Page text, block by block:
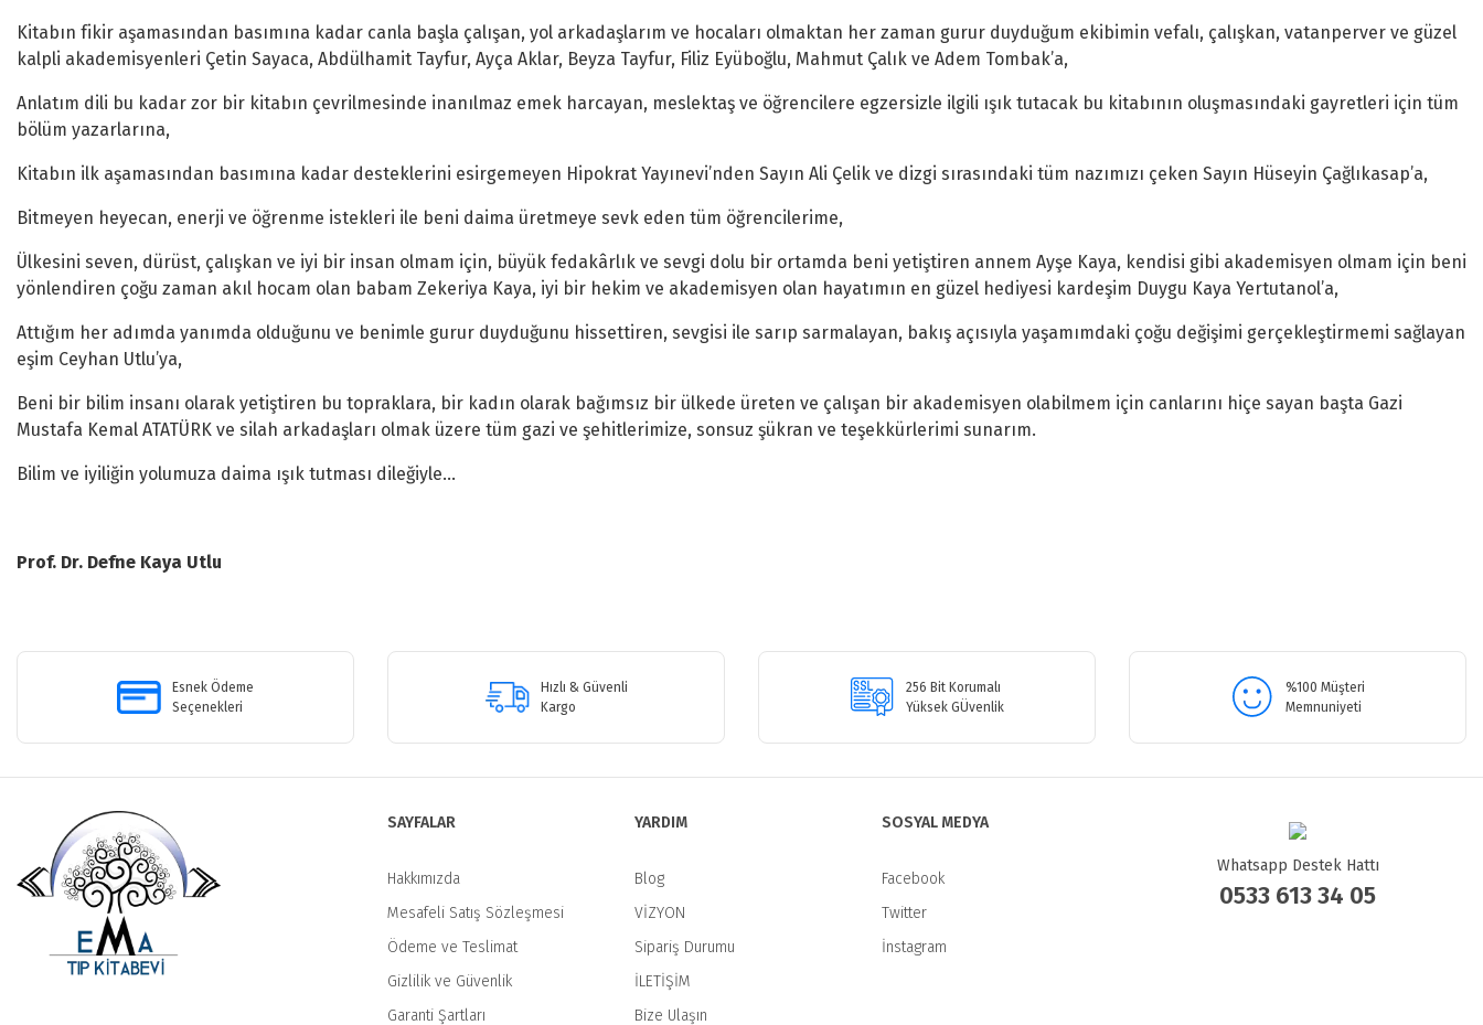
Kitabın fikir aşamasından basımına kadar canla başla çalışan, yol arkadaşlarım ve hocaları olmaktan her zaman gurur duyduğum ekibimin vefalı, çalışkan, vatanperver ve güzel
kalpli akademisyenleri Çetin Sayaca, Abdülhamit Tayfur, Ayça Aklar, Beyza Tayfur, Filiz Eyüboğlu, Mahmut Çalık ve Adem Tombak’a,
Anlatım dili bu kadar zor bir kitabın çevrilmesinde inanılmaz emek harcayan, meslektaş ve öğrencilere egzersizle ilgili ışık tutacak bu kitabının oluşmasındaki gayretleri için tüm
bölüm yazarlarına,
Kitabın ilk aşamasından basımına kadar desteklerini esirgemeyen Hipokrat Yayınevi’nden Sayın Ali Çelik ve dizgi sırasındaki tüm nazımızı çeken Sayın Hüseyin Çağlıkasap’a,
Bitmeyen heyecan, enerji ve öğrenme istekleri ile beni daima üretmeye sevk eden tüm öğrencilerime,
Ülkesini seven, dürüst, çalışkan ve iyi bir insan olmam için, büyük fedakârlık ve sevgi dolu bir ortamda beni yetiştiren annem Ayşe Kaya, kendisi gibi akademisyen olmam için beni
yönlendiren çoğu zaman akıl hocam olan babam Zekeriya Kaya, iyi bir hekim ve akademisyen olan hayatımın en güzel hediyesi kardeşim Duygu Kaya Yertutanol’a,
Attığım her adımda yanımda olduğunu ve benimle gurur duyduğunu hissettiren, sevgisi ile sarıp sarmalayan, bakış açısıyla yaşamımdaki çoğu değişimi gerçekleştirmemi sağlayan
eşim Ceyhan Utlu’ya,
Beni bir bilim insanı olarak yetiştiren bu topraklara, bir kadın olarak bağımsız bir ülkede üreten ve çalışan bir akademisyen olabilmem için canlarını hiçe sayan başta Gazi
Mustafa Kemal ATATÜRK ve silah arkadaşları olmak üzere tüm gazi ve şehitlerimize, sonsuz şükran ve teşekkürlerimi sunarım.
Bilim ve iyiliğin yolumuza daima ışık tutması dileğiyle…
Prof. Dr. Defne Kaya Utlu
Bu ürüne ilk yorumu siz yapın!
Ürün resmi kalitesiz, bozuk veya görüntülenemiyor.
Bu ürüne benzer farklı alternatifler olmalı.
Esnek Ödeme
Seçenekleri
Hızlı & Güvenli
Kargo
256 Bit Korumalı
Yüksek GÜvenlik
%100 Müşteri
Memnuniyeti
SAYFALAR
Hakkımızda
Mesafeli Satış Sözleşmesi
Ödeme ve Teslimat
Gizlilik ve Güvenlik
Garanti Şartları
YARDIM
Blog
VİZYON
Sipariş Durumu
İLETİŞİM
Bize Ulaşın
SOSYAL MEDYA
Facebook
Twitter
İnstagram
Whatsapp Destek Hattı
0533 613 34 05